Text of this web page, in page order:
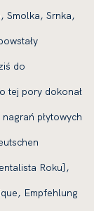
Smolka, Srnka,
do
tej pory dokonał
płytowych
Roku],
Empfehlung